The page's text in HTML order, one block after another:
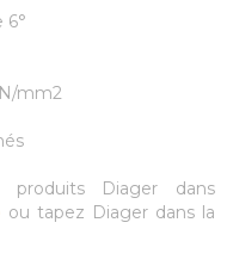
6°
mm2
produits Diager dans
ou tapez Diager dans la